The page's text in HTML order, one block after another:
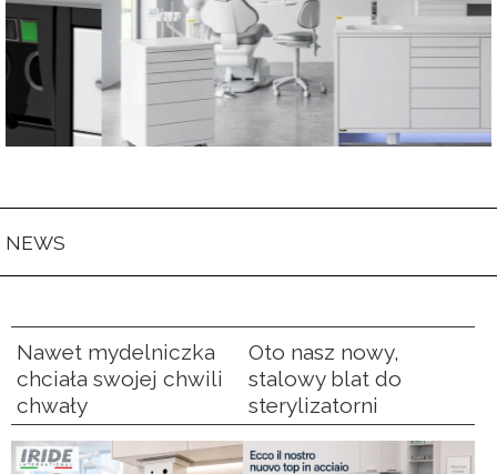
NEWS
Nawet mydelniczka
chciała swojej chwili
chwały
Oto nasz nowy,
stalowy blat do
sterylizatorni